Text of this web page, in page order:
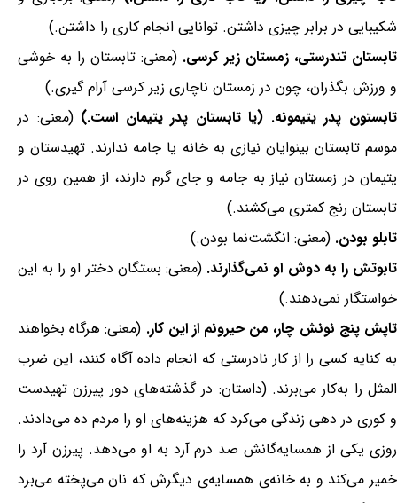
شکیبایی در برابر چیزی داشتن. توانایی انجام کاری را داشتن.)
تابستان تندرستی، زمستان زیر کرسی. (معنی: تابستان را به خوشی
و ورزش بگذران، چون در زمستان ناچاری زیر کرسی آرام گیری.)
تابستون پدر یتیمونه. (یا تابستان پدر یتیمان است.) (معنی: در
موسم تابستان بینوایان نیازی به خانه یا جامه ندارند. تهیدستان و
یتیمان در زمستان نیاز به جامه و جای گرم دارند، از همین روی در
تابستان رنج کمتری می‌کشند.)
تابلو بودن. (معنی: انگشت‌نما بودن.)
تابوتش را به دوش او نمی‌گذارند. (معنی: بستگان دختر او را به این
خواستگار نمی‌دهند.)
تاپش پنج نونش چار، من حیرونم از این کار. (معنی: هرگاه بخواهند
به کنایه کسی را از کار نادرستی که انجام داده آگاه کنند، این ضرب
المثل را به‌کار می‌برند. (داستان: در گذشته‌های دور پیرزن تهیدست
و کوری در دهی زندگی می‌کرد که هزینه‌های او را مردم ده می‌دادند.
روزی یکی از همسایه‌گانش صد درم آرد به او می‌دهد. پیرزن آرد را
خمیر می‌کند و به خانه‌ی همسایه‌ی دیگرش که نان می‌پخته می‌برد